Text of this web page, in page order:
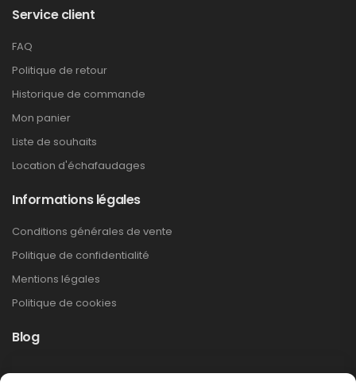
Service client
FAQ
Politique de retour
Historique de commande
Mon panier
Liste de souhaits
Location d'échafaudages
Informations légales
Conditions générales de vente
Politique de confidentialité
Mentions légales
Politique de cookies
Blog